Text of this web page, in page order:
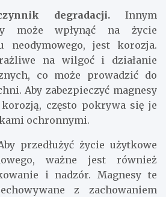
degradacji. Innym
może wpłynąć na życie
neodymowego, jest korozja.
na wilgoć i działanie
co może prowadzić do
Aby zabezpieczyć magnesy
często pokrywa się je
ochronnymi.
przedłużyć życie użytkowe
ważne jest również
i nadzór. Magnesy te
z zachowaniem